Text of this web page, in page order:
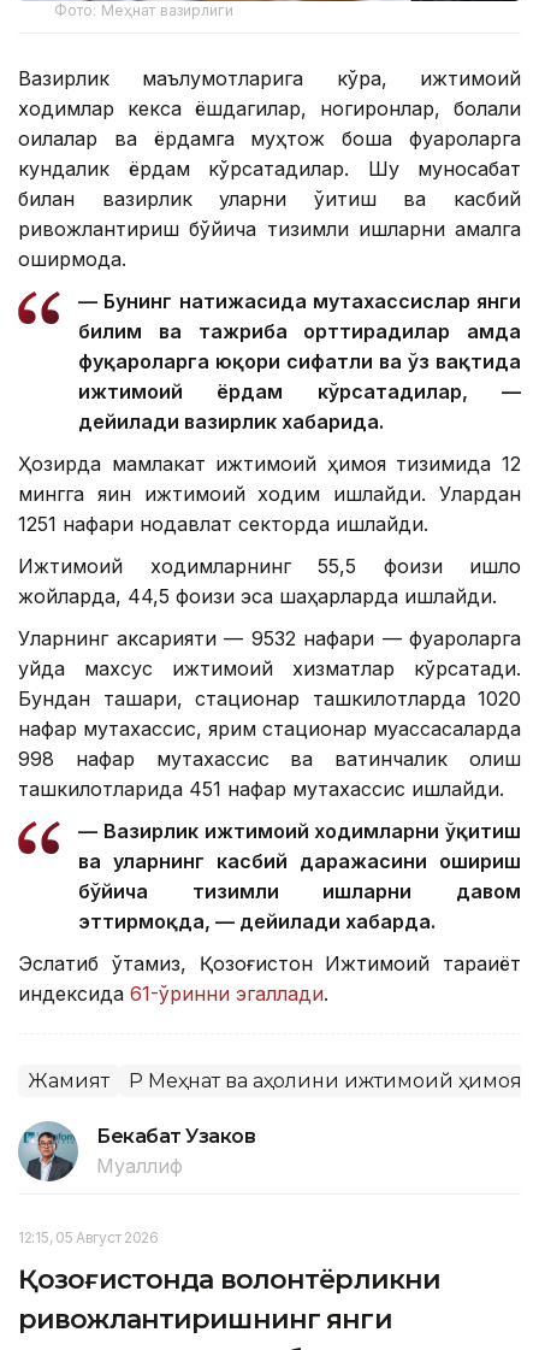
Фото: Меҳнат вазирлиги
Вазирлик маълумотларига кўра, ижтимоий
ходимлар кекса ёшдагилар, ногиронлар, болали
оилалар ва ёрдамга муҳтож бошқа фуқароларга
кундалик ёрдам кўрсатадилар. Шу муносабат
билан вазирлик уларни ўқитиш ва касбий
ривожлантириш бўйича тизимли ишларни амалга
оширмоқда.
— Бунинг натижасида мутахассислар янги
билим ва тажриба орттирадилар ҳамда
фуқароларга юқори сифатли ва ўз вақтида
ижтимоий ёрдам кўрсатадилар, —
дейилади вазирлик хабарида.
Ҳозирда мамлакат ижтимоий ҳимоя тизимида 12
мингга яқин ижтимоий ходим ишлайди. Улардан
1251 нафари нодавлат секторда ишлайди.
Ижтимоий ходимларнинг 55,5 фоизи қишлоқ
жойларда, 44,5 фоизи эса шаҳарларда ишлайди.
Уларнинг аксарияти — 9532 нафари — фуқароларга
уйда махсус ижтимоий хизматлар кўрсатади.
Бундан ташқари, стационар ташкилотларда 1020
нафар мутахассис, ярим стационар муассасаларда
998 нафар мутахассис ва вақтинчалик қолиш
ташкилотларида 451 нафар мутахассис ишлайди.
— Вазирлик ижтимоий ходимларни ўқитиш
ва уларнинг касбий даражасини ошириш
бўйича тизимли ишларни давом
эттирмоқда, — дейилади хабарда.
Эслатиб ўтамиз, Қозоғистон Ижтимоий тараққиёт
индексида 61-ўринни эгаллади.
Жамият ҚР Меҳнат ва аҳолини ижтимоий ҳимоя
Бекабат Узаков
Муаллиф
12:15, 05 Август 2026
Қозоғистонда волонтёрликни
ривожлантиришнинг янги